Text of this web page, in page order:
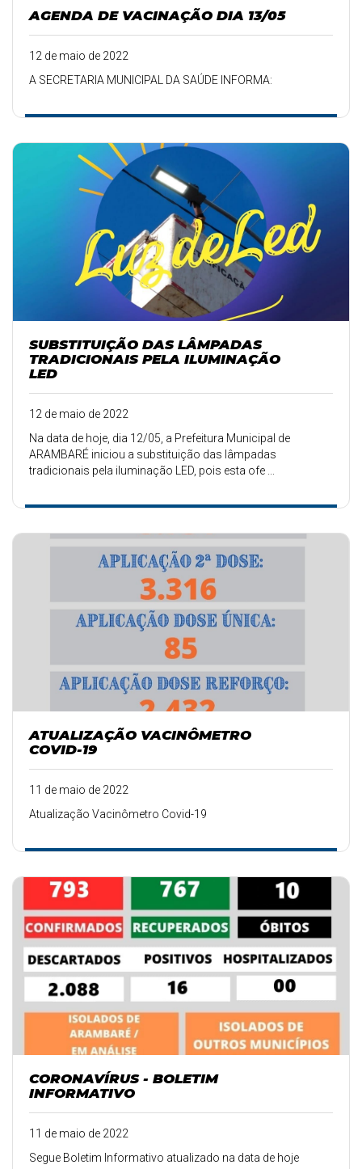
AGENDA DE VACINAÇÃO DIA 13/05
12 de maio de 2022
A SECRETARIA MUNICIPAL DA SAÚDE INFORMA:
SUBSTITUIÇÃO DAS LÂMPADAS
TRADICIONAIS PELA ILUMINAÇÃO
LED
12 de maio de 2022
Na data de hoje, dia 12/05, a Prefeitura Municipal de
ARAMBARÉ iniciou a substituição das lâmpadas
tradicionais pela iluminação LED, pois esta ofe ...
ATUALIZAÇÃO VACINÔMETRO
COVID-19
11 de maio de 2022
Atualização Vacinômetro Covid-19
CORONAVÍRUS - BOLETIM
INFORMATIVO
11 de maio de 2022
Segue Boletim Informativo atualizado na data de hoje